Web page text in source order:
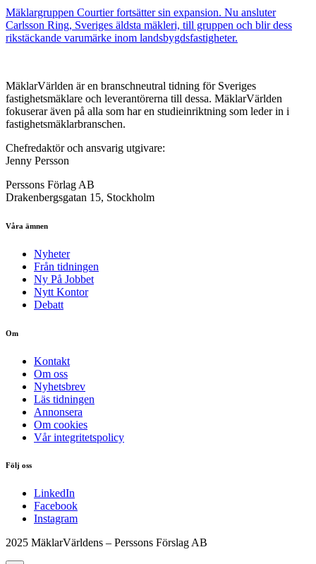
Mäklargruppen Courtier fortsätter sin expansion. Nu ansluter
Carlsson Ring, Sveriges äldsta mäkleri, till gruppen och blir dess
rikstäckande varumärke inom landsbygdsfastigheter.
MäklarVärlden är en branschneutral tidning för Sveriges
fastighetsmäklare och leverantörerna till dessa. MäklarVärlden
fokuserar även på alla som har en studieinriktning som leder in i
fastighetsmäklarbranschen.
Chefredaktör och ansvarig utgivare:
Jenny Persson
Perssons Förlag AB
Drakenbergsgatan 15, Stockholm
Våra ämnen
Nyheter
Från tidningen
Ny På Jobbet
Nytt Kontor
Debatt
Om
Kontakt
Om oss
Nyhetsbrev
Läs tidningen
Annonsera
Om cookies
Vår integritetspolicy
Följ oss
LinkedIn
Facebook
Instagram
2025 MäklarVärldens – Perssons Förslag AB